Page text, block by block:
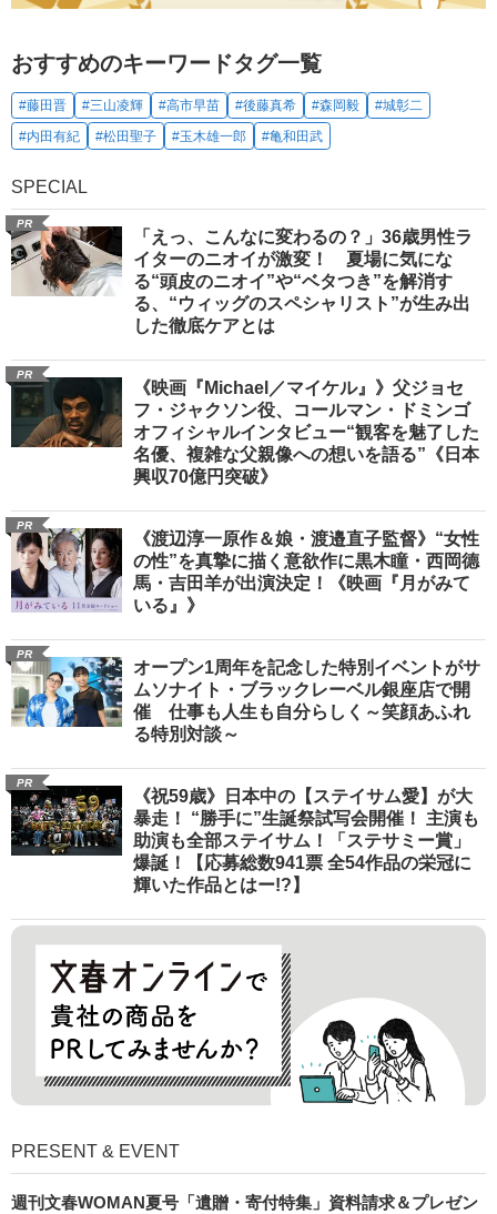
おすすめのキーワードタグ一覧
#藤田晋 #三山凌輝 #高市早苗 #後藤真希 #森岡毅
#城彰二
#内田有紀
#松田聖子 #玉木雄一郎 #亀和田武
SPECIAL
PR
「えっ、こんなに変わるの？」36歳男性ラ
イターのニオイが激変！ 夏場に気にな
る“頭皮のニオイ”や“ベタつき”を解消す
る、“ウィッグのスペシャリスト”が生み出
した徹底ケアとは
PR
《映画『Michael／マイケル』》父ジョセ
フ・ジャクソン役、コールマン・ドミンゴ
オフィシャルインタビュー“観客を魅了した
名優、複雑な父親像への想いを語る”《日本
興収70億円突破》
PR
《渡辺淳一原作＆娘・渡邉直子監督》“女性
の性”を真摯に描く意欲作に黒木瞳・西岡德
馬・吉田羊が出演決定！《映画『月がみて
いる』》
PR
オープン1周年を記念した特別イベントがサ
ムソナイト・ブラックレーベル銀座店で開
催 仕事も人生も自分らしく～笑顔あふれ
る特別対談～
PR
《祝59歳》日本中の【ステイサム愛】が大
暴走！ “勝手に”生誕祭試写会開催！ 主演も
助演も全部ステイサム！「ステサミー賞」
爆誕！【応募総数941票 全54作品の栄冠に
輝いた作品とはー!?】
PRESENT & EVENT
週刊文春WOMAN夏号「遺贈・寄付特集」資料請求＆プレゼン